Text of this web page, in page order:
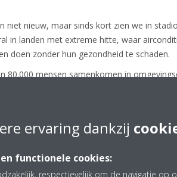
niet nieuw, maar sinds kort zien we in
in landen met extreme hitte, waar
doen zonder hun gezondheid te schaden.
80.000 mensen samenkomen in
inademen, nog meer hitte en vochtigheid
zou bovendien schadelijk zijn voor mensen.
scenario's helpen voorkomen door de
om het comfort en de veiligheid van
ervaring dankzij
functionele cookies:
respectievelijk om de navigatie op